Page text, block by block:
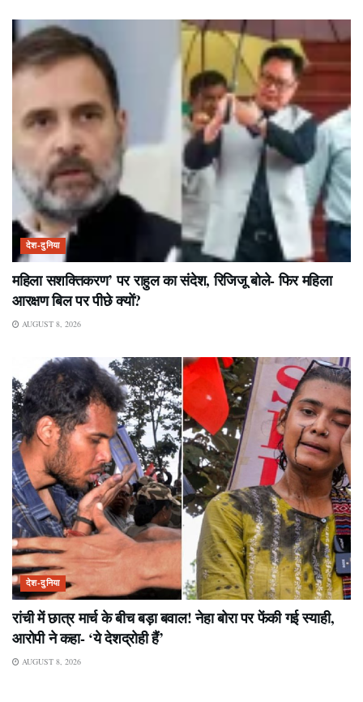
देश-दुनिया
महिला सशक्तिकरण’ पर राहुल का संदेश, रिजिजू बोले- फिर महिला
आरक्षण बिल पर पीछे क्यों?
AUGUST 8, 2026
देश-दुनिया
रांची में छात्र मार्च के बीच बड़ा बवाल! नेहा बोरा पर फेंकी गई स्याही,
आरोपी ने कहा- ‘ये देशद्रोही हैं’
AUGUST 8, 2026